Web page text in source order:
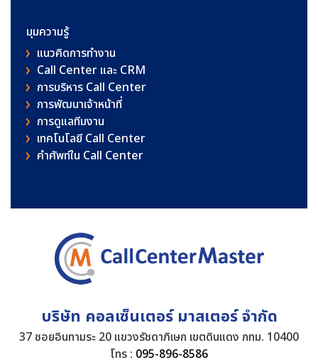
มุมความรู้
แนวคิดการทำงาน
Call Center และ CRM
การบริหาร Call Center
การพัฒนาเจ้าหน้าที่
การดูแลทีมงาน
เทคโนโลยี Call Center
คําศัพท์ใน Call Center
บริษัท คอลเซ็นเตอร์ มาสเตอร์ จำกัด
37 ซอยอินทามระ 20 แขวงรัชดาภิเษก เขตดินแดง กทม. 10400
โทร : 095-896-8586